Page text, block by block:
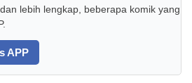
dan lebih lengkap, beberapa komik yang
APP